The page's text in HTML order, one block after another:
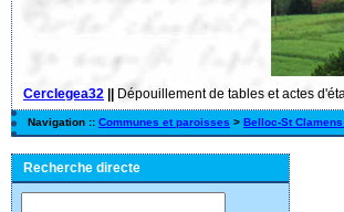
Cerclegea32 Dépouillement de tables et actes
Navigation :: Communes et paroisses > Belloc-St
Recherche directe